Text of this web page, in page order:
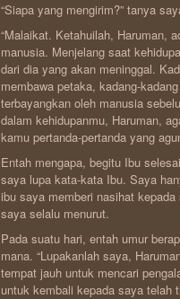
“Siapa yang mengirim?” tanya
“Malaikat. Ketahuilah, Haruman,
manusia. Menjelang saat
dari dia yang akan meninggal.
membawa petaka, kadang-
terbayangkan oleh manusia
dalam kehidupanmu, Haruman,
kamu pertanda-pertanda yang
Entah mengapa, begitu Ibu
saya lupa kata-kata Ibu. Saya
ibu saya memberi nasihat
saya selalu menurut.
Pada suatu hari, entah umur
mana. “Lupakanlah saya,
tempat jauh untuk mencari
untuk kembali kepada saya telah